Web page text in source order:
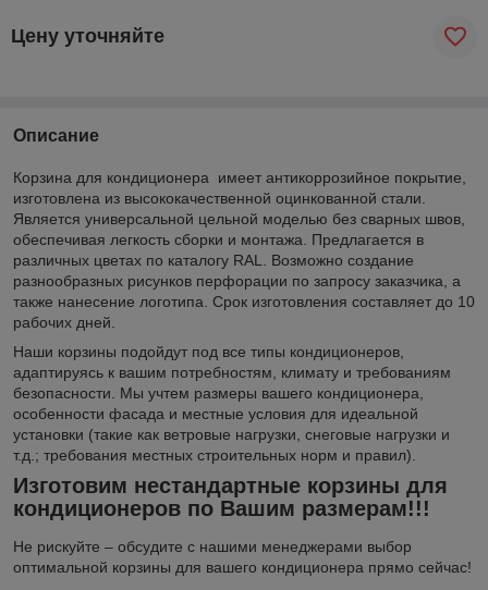
Цену уточняйте
Описание
Корзина для кондиционера имеет антикоррозийное покрытие,
изготовлена из высококачественной оцинкованной стали.
Является универсальной цельной моделью без сварных швов,
обеспечивая легкость сборки и монтажа. Предлагается в
различных цветах по каталогу RAL. Возможно создание
разнообразных рисунков перфорации по запросу заказчика, а
также нанесение логотипа. Срок изготовления составляет до 10
рабочих дней.
Наши корзины подойдут под все типы кондиционеров,
адаптируясь к вашим потребностям, климату и требованиям
безопасности. Мы учтем размеры вашего кондиционера,
особенности фасада и местные условия для идеальной
установки (такие как ветровые нагрузки, снеговые нагрузки и
т.д.; требования местных строительных норм и правил).
Изготовим нестандартные корзины для
кондиционеров по Вашим размерам!!!
Не рискуйте – обсудите с нашими менеджерами выбор
оптимальной корзины для вашего кондиционера прямо сейчас!